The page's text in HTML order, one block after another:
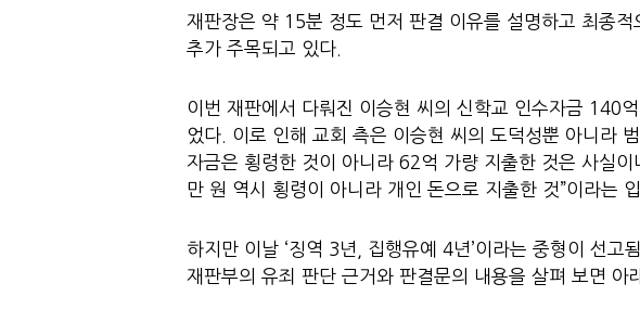
재판장은 약 15분 정도 먼저 판결 이유를 설명하고 최종
추가 주목되고 있다.
이번 재판에서 다뤄진 이승현 씨의 신학교 인수자금 140
었다. 이로 인해 교회 측은 이승현 씨의 도덕성뿐 아니라
자금은 횡령한 것이 아니라 62억 가량 지출한 것은 사실
만 원 역시 횡령이 아니라 개인 돈으로 지출한 것”이라는
하지만 이날 ‘징역 3년, 집행유예 4년’이라는 중형이 선
재판부의 유죄 판단 근거와 판결문의 내용을 살펴 보면 아